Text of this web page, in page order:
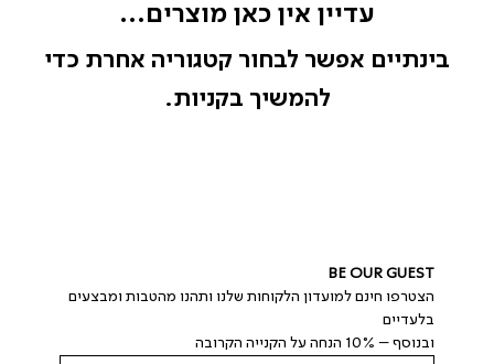
עדיין אין כאן מוצרים...
בינתיים אפשר לבחור קטגוריה אחרת כדי
להמשיך בקניות.
BE OUR GUEST
הצטרפו חינם למועדון הלקוחות שלנו ותהנו מהטבות ומבצעים
בלעדיים
ובנוסף – 10% הנחה על הקנייה הקרובה